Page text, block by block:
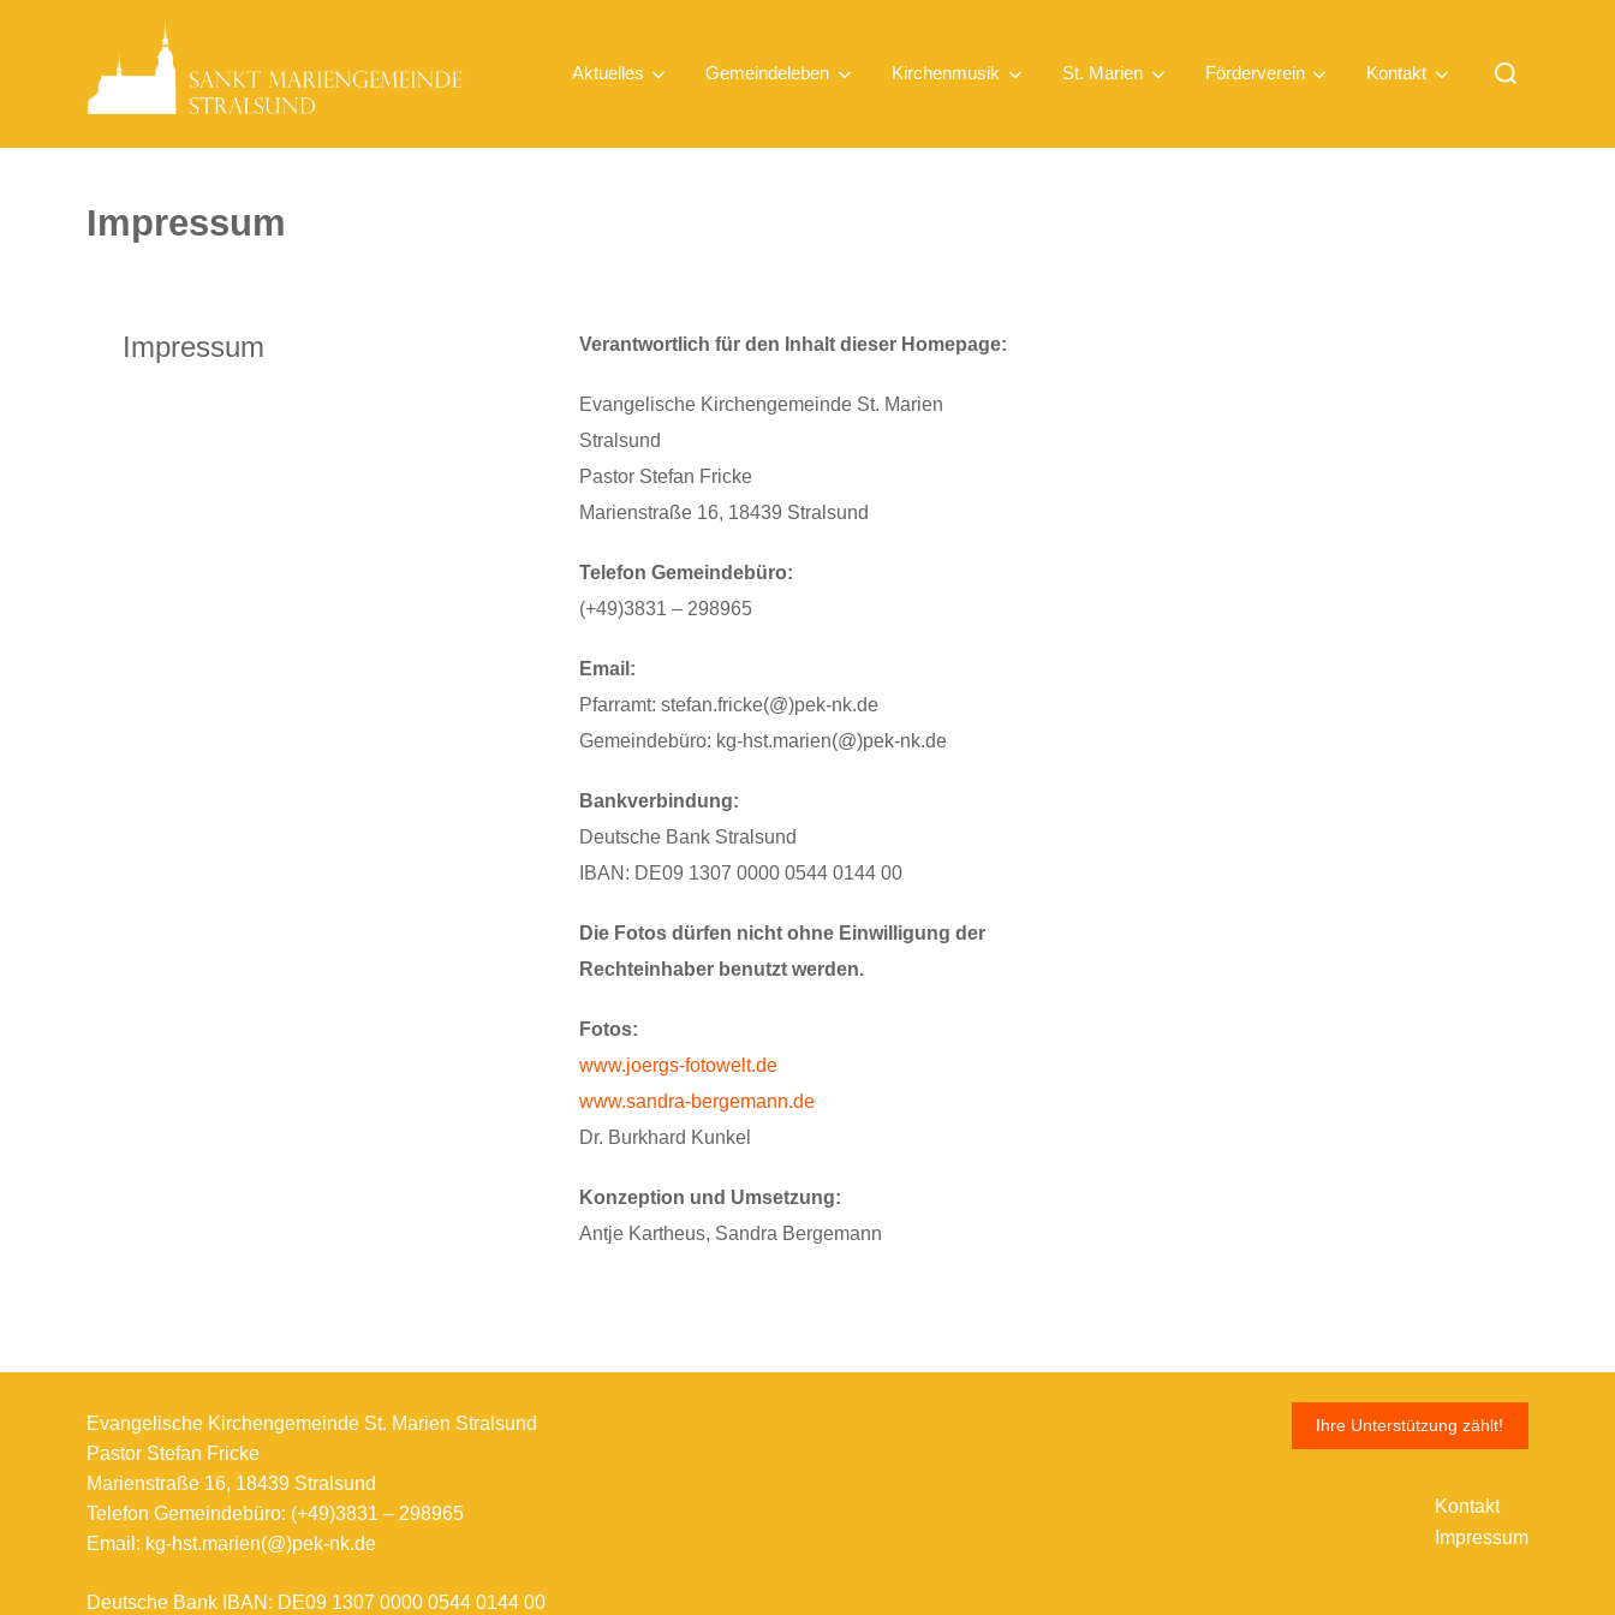
Aktuelles Gemeindeleben Kirchenmusik St. Marien Förderverein Kontakt
Impressum
Impressum Verantwortlich für den Inhalt dieser Homepage:
Evangelische Kirchengemeinde St. Marien
Stralsund
Pastor Stefan Fricke
Marienstraße 16, 18439 Stralsund
Telefon Gemeindebüro:
(+49)3831 – 298965
Email:
Pfarramt: stefan.fricke(@)pek-nk.de
Gemeindebüro: kg-hst.marien(@)pek-nk.de
Bankverbindung:
Deutsche Bank Stralsund
IBAN: DE09 1307 0000 0544 0144 00
Die Fotos dürfen nicht ohne Einwilligung der
Rechteinhaber benutzt werden.
Fotos:
www.joergs-fotowelt.de
www.sandra-bergemann.de
Dr. Burkhard Kunkel
Konzeption und Umsetzung:
Antje Kartheus, Sandra Bergemann
Evangelische Kirchengemeinde St. Marien Stralsund
Pastor Stefan Fricke
Marienstraße 16, 18439 Stralsund
Telefon Gemeindebüro: (+49)3831 – 298965
Email: kg-hst.marien(@)pek-nk.de
Deutsche Bank IBAN: DE09 1307 0000 0544 0144 00
Ihre Unterstützung zählt!
Kontakt
Impressum